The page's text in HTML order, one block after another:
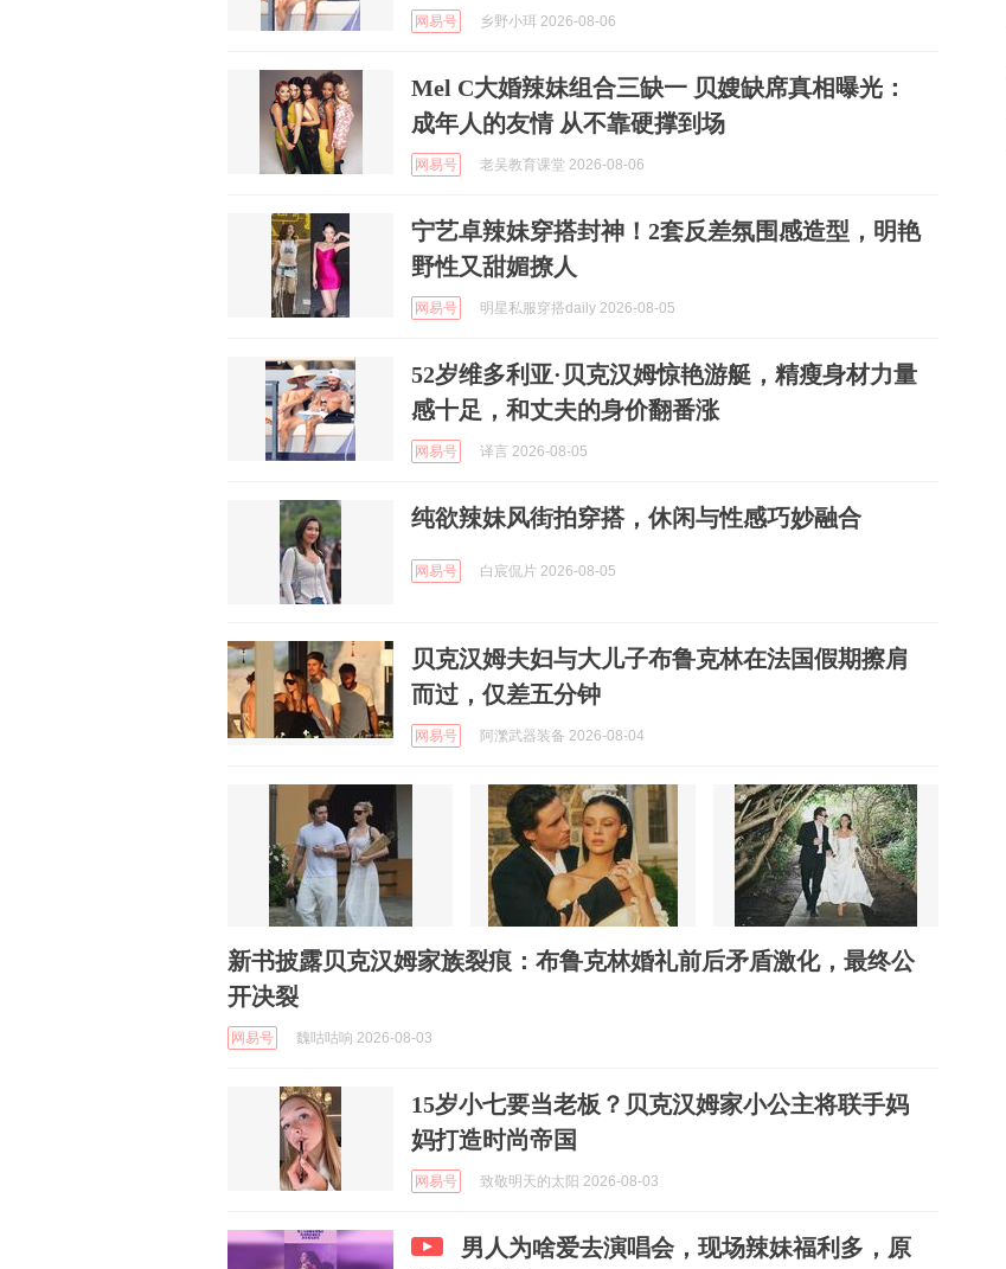
网易号 乡野小珥 2026-08-06
Mel C大婚辣妹组合三缺一 贝嫂缺席真相曝光：
成年人的友情 从不靠硬撑到场
网易号 老吴教育课堂 2026-08-06
宁艺卓辣妹穿搭封神！2套反差氛围感造型，明艳
野性又甜媚撩人
网易号 明星私服穿搭daily 2026-08-05
52岁维多利亚·贝克汉姆惊艳游艇，精瘦身材力量
感十足，和丈夫的身价翻番涨
网易号 译言 2026-08-05
纯欲辣妹风街拍穿搭，休闲与性感巧妙融合
网易号 白宸侃片 2026-08-05
贝克汉姆夫妇与大儿子布鲁克林在法国假期擦肩
而过，仅差五分钟
网易号 阿瀿武器装备 2026-08-04
新书披露贝克汉姆家族裂痕：布鲁克林婚礼前后矛盾激化，最终公
开决裂
网易号 魏咕咕响 2026-08-03
15岁小七要当老板？贝克汉姆家小公主将联手妈
妈打造时尚帝国
网易号 致敬明天的太阳 2026-08-03
男人为啥爱去演唱会，现场辣妹福利多，原